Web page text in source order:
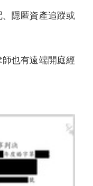
隱匿資產追蹤或
也有遠端開庭經